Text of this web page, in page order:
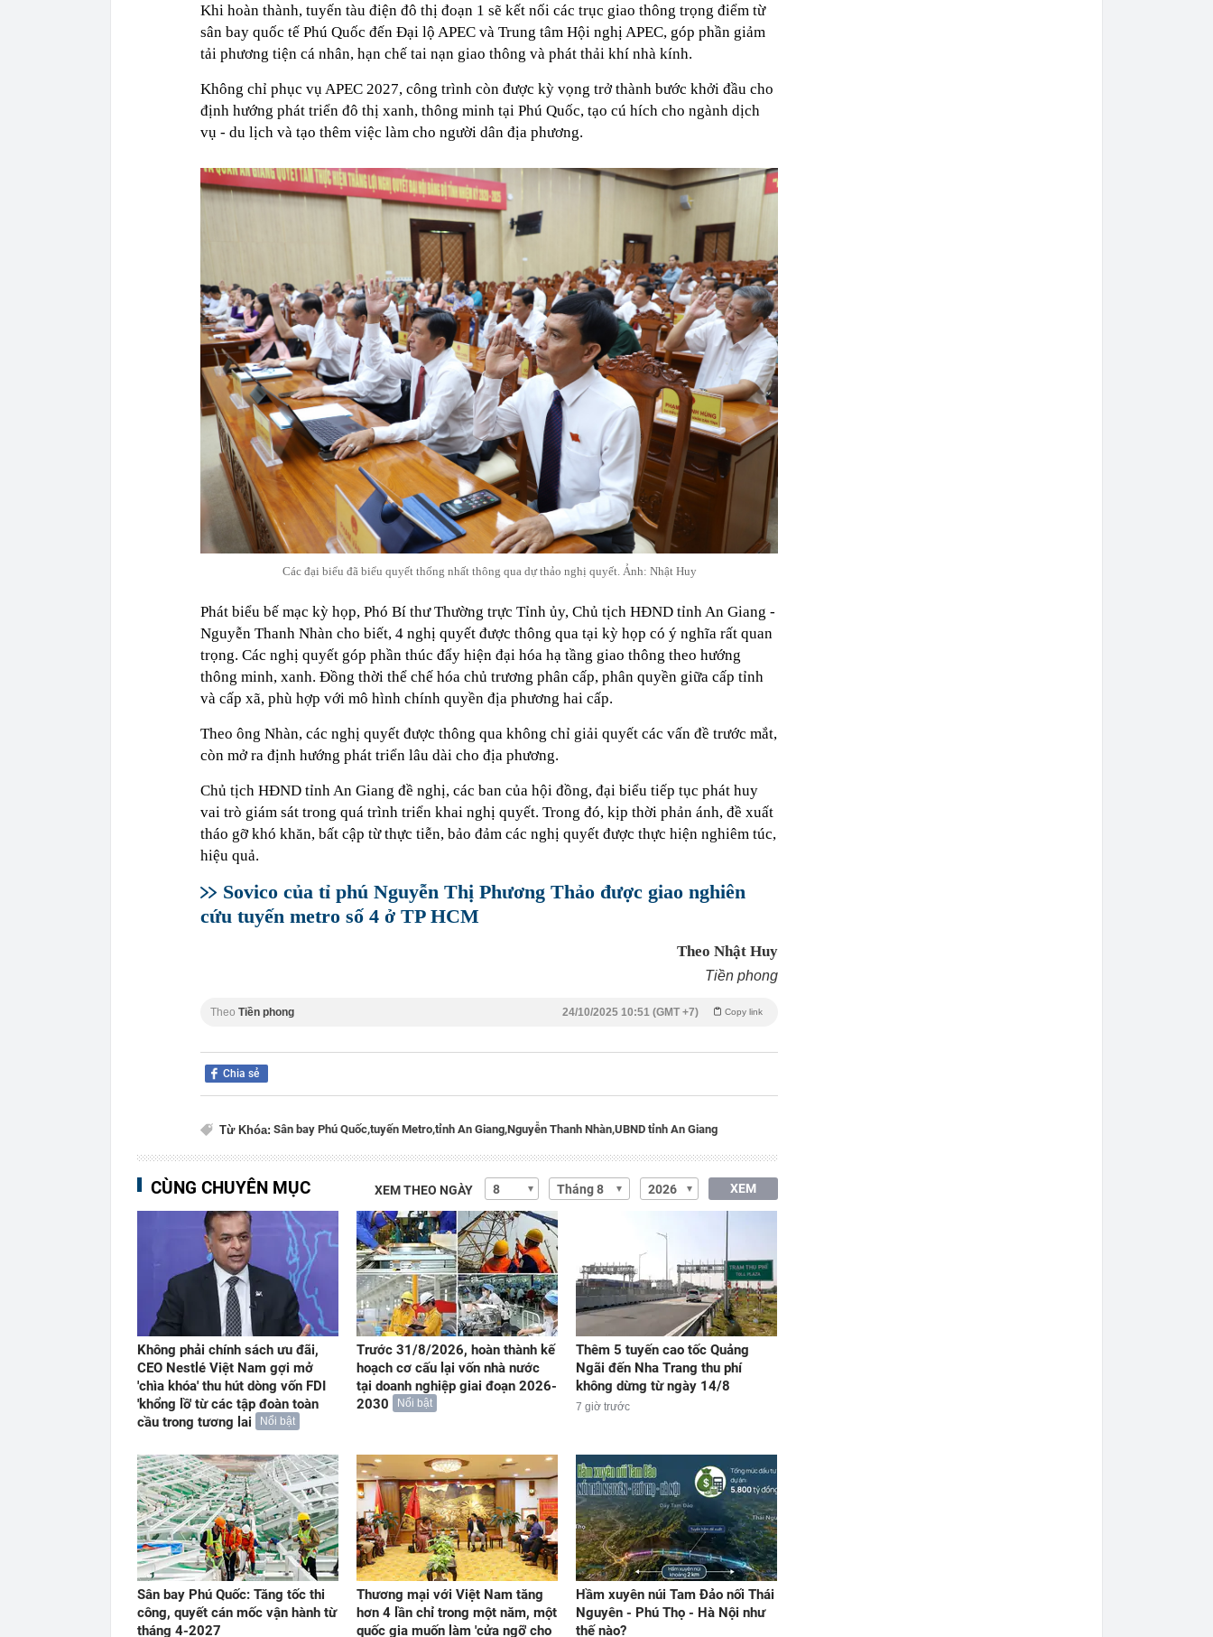
Khi hoàn thành, tuyến tàu điện đô thị đoạn 1 sẽ kết nối các trục giao thông trọng điểm từ
sân bay quốc tế Phú Quốc đến Đại lộ APEC và Trung tâm Hội nghị APEC, góp phần giảm
tải phương tiện cá nhân, hạn chế tai nạn giao thông và phát thải khí nhà kính.
Không chỉ phục vụ APEC 2027, công trình còn được kỳ vọng trở thành bước khởi đầu cho
định hướng phát triển đô thị xanh, thông minh tại Phú Quốc, tạo cú hích cho ngành dịch
vụ - du lịch và tạo thêm việc làm cho người dân địa phương.
Các đại biểu đã biểu quyết thống nhất thông qua dự thảo nghị quyết. Ảnh: Nhật Huy
Phát biểu bế mạc kỳ họp, Phó Bí thư Thường trực Tỉnh ủy, Chủ tịch HĐND tỉnh An Giang -
Nguyễn Thanh Nhàn cho biết, 4 nghị quyết được thông qua tại kỳ họp có ý nghĩa rất quan
trọng. Các nghị quyết góp phần thúc đẩy hiện đại hóa hạ tầng giao thông theo hướng
thông minh, xanh. Đồng thời thể chế hóa chủ trương phân cấp, phân quyền giữa cấp tỉnh
và cấp xã, phù hợp với mô hình chính quyền địa phương hai cấp.
Theo ông Nhàn, các nghị quyết được thông qua không chỉ giải quyết các vấn đề trước mắt,
còn mở ra định hướng phát triển lâu dài cho địa phương.
Chủ tịch HĐND tỉnh An Giang đề nghị, các ban của hội đồng, đại biểu tiếp tục phát huy
vai trò giám sát trong quá trình triển khai nghị quyết. Trong đó, kịp thời phản ánh, đề xuất
tháo gỡ khó khăn, bất cập từ thực tiễn, bảo đảm các nghị quyết được thực hiện nghiêm túc,
hiệu quả.
Sovico của tỉ phú Nguyễn Thị Phương Thảo được giao nghiên
cứu tuyến metro số 4 ở TP HCM
Theo Nhật Huy
Tiền phong
Theo Tiền phong Copy link
24/10/2025 10:51 (GMT +7)
Chia sẻ
Từ Khóa: Sân bay Phú Quốc,tuyến Metro,tỉnh An Giang,Nguyễn Thanh Nhàn,UBND tỉnh An Giang
CÙNG CHUYÊN MỤC XEM THEO NGÀY XEM
Không phải chính sách ưu đãi,
CEO Nestlé Việt Nam gợi mở
'chìa khóa' thu hút dòng vốn FDI
'khổng lồ' từ các tập đoàn toàn
cầu trong tương lai
Nổi bật
Trước 31/8/2026, hoàn thành kế
hoạch cơ cấu lại vốn nhà nước
tại doanh nghiệp giai đoạn 2026-
2030
Nổi bật
Thêm 5 tuyến cao tốc Quảng
Ngãi đến Nha Trang thu phí
không dừng từ ngày 14/8
7 giờ trước
Sân bay Phú Quốc: Tăng tốc thi
công, quyết cán mốc vận hành từ
tháng 4-2027
Thương mại với Việt Nam tăng
hơn 4 lần chỉ trong một năm, một
quốc gia muốn làm 'cửa ngõ' cho
Hầm xuyên núi Tam Đảo nối Thái
Nguyên - Phú Thọ - Hà Nội như
thế nào?